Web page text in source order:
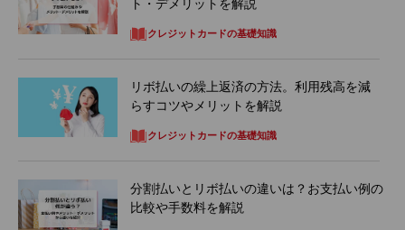
ト・デメリットを解説
クレジットカードの基礎知識
リボ払いの繰上返済の方法。利用残高を減
らすコツやメリットを解説
クレジットカードの基礎知識
分割払いとリボ払いの違いは？お支払い例の
比較や手数料を解説